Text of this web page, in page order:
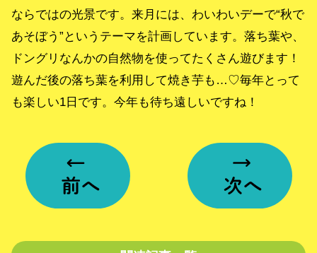
ならではの光景です。来月には、わいわいデーで“秋で
あそぼう”というテーマを計画しています。落ち葉や、
ドングリなんかの自然物を使ってたくさん遊びます！
遊んだ後の落ち葉を利用して焼き芋も…♡毎年とって
も楽しい1日です。今年も待ち遠しいですね！